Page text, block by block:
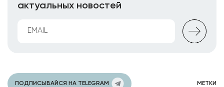
актуальных новостей
ПОДПИСЫВАЙСЯ НА TELEGRAM МЕТКИ